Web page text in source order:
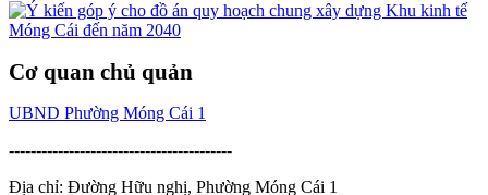
Cơ quan chủ quản
UBND Phường Móng Cái 1
-----------------------------------------
Địa chỉ: Đường Hữu nghị, Phường Móng Cái 1